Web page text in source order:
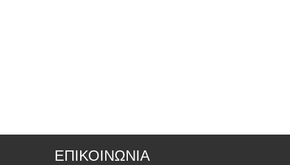
ΕΠΙΚΟΙΝΩΝΙΑ